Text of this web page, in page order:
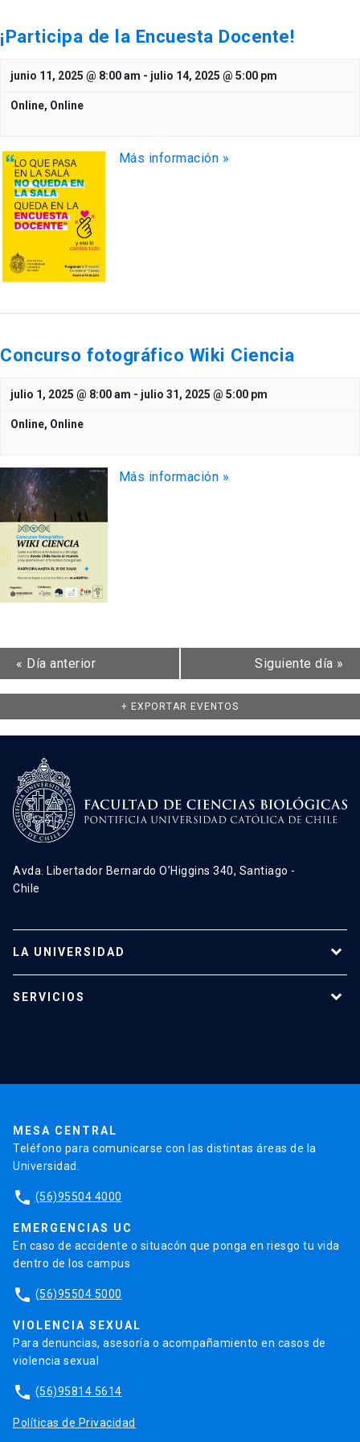
¡Participa de la Encuesta Docente!
junio 11, 2025 @ 8:00 am - julio 14, 2025 @ 5:00 pm
Online, Online
Más información »
Concurso fotográfico Wiki Ciencia
julio 1, 2025 @ 8:00 am - julio 31, 2025 @ 5:00 pm
Online, Online
Más información »
« Día anterior Siguiente día »
+ EXPORTAR EVENTOS
Avda. Libertador Bernardo O’Higgins 340, Santiago -
Chile
LA UNIVERSIDAD
Investigación
SERVICIOS
MESA CENTRAL
Teléfono para comunicarse con las distintas áreas de la
Universidad.
phone (56)95504 4000
EMERGENCIAS UC
En caso de accidente o situacón que ponga en riesgo tu vida
dentro de los campus
phone (56)95504 5000
VIOLENCIA SEXUAL
Para denuncias, asesoría o acompañamiento en casos de
violencia sexual
phone (56)95814 5614
Políticas de Privacidad